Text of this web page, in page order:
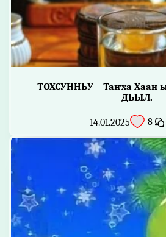
ТОХСУННЬУ – Таҥха Хаан
ДЬЫЛ.
14.01.2025 8